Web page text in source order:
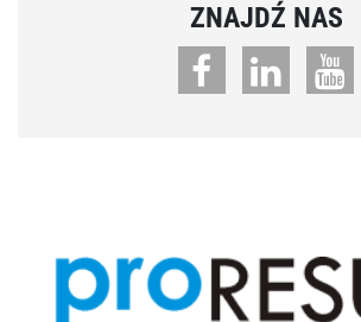
ZNAJDŹ NAS